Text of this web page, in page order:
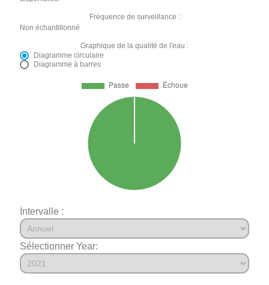
Fréquence de surveillance :
Non échantillonné
Graphique de la qualité de l'eau :
Diagramme circulaire
Diagramme à barres
Intervalle :
Sélectionner Year: